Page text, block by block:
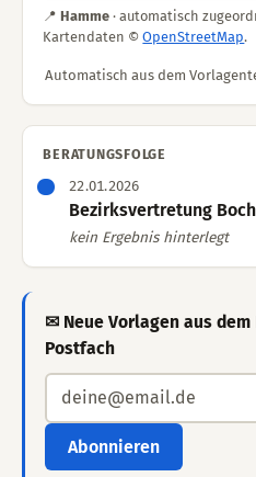
📍Hamme · automatisch
Kartendaten ©OpenStreetMap.
Automatisch aus dem
BERATUNGSFOLGE
22.01.2026
Bezirksvertretung
kein Ergebnis hinterlegt
✉ Neue Vorlagen aus
Postfach
Abonnieren